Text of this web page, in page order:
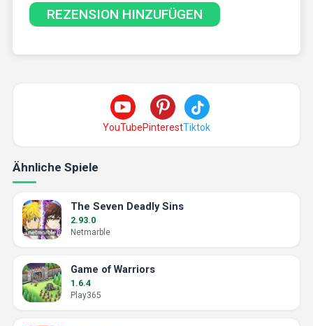
YouTubePinterestTiktok
Ähnliche Spiele
The Seven Deadly Sins
2.93.0
Netmarble
Game of Warriors
1.6.4
Play365